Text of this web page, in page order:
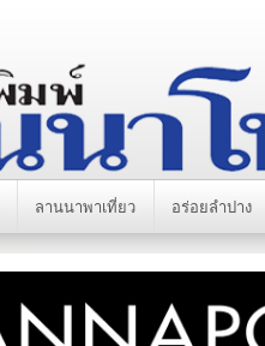
ลานนาพาเที่ยว อร่อยลำปาง